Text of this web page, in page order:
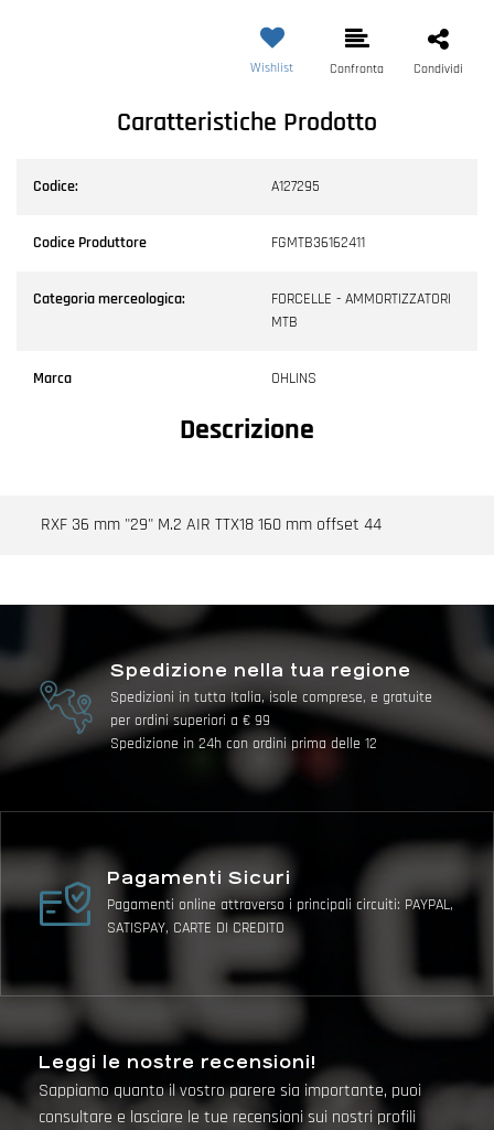
Wishlist Confronta Condividi
Caratteristiche Prodotto
Codice: A127295
Codice Produttore FGMTB36162411
Categoria merceologica:
FORCELLE - AMMORTIZZATORI
MTB
Marca OHLINS
Descrizione
RXF 36 mm "29" M.2 AIR TTX18 160 mm offset 44
Spedizione nella tua regione
Spedizioni in tutta Italia, isole comprese, e gratuite
per ordini superiori a € 99
Spedizione in 24h con ordini prima delle 12
Pagamenti Sicuri
Pagamenti online attraverso i principali circuiti: PAYPAL,
SATISPAY, CARTE DI CREDITO
Leggi le nostre recensioni!
Sappiamo quanto il vostro parere sia importante, puoi
consultare e lasciare le tue recensioni sui nostri profili